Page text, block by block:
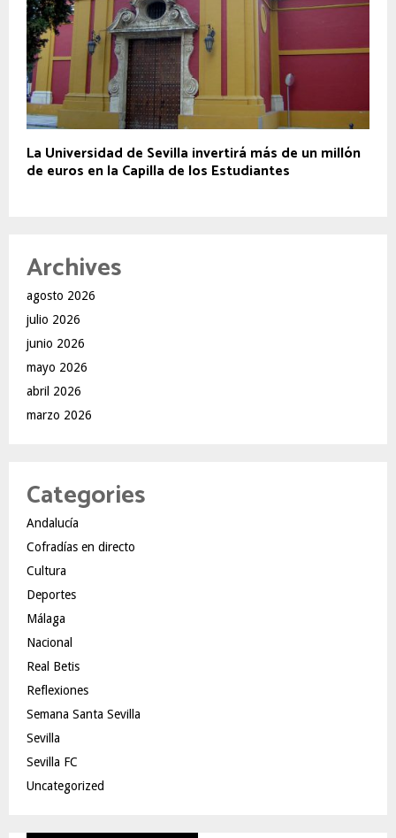
La Universidad de Sevilla invertirá más de un millón
de euros en la Capilla de los Estudiantes
Archives
agosto 2026
julio 2026
junio 2026
mayo 2026
abril 2026
marzo 2026
Categories
Andalucía
Cofradías en directo
Cultura
Deportes
Málaga
Nacional
Real Betis
Reflexiones
Semana Santa Sevilla
Sevilla
Sevilla FC
Uncategorized